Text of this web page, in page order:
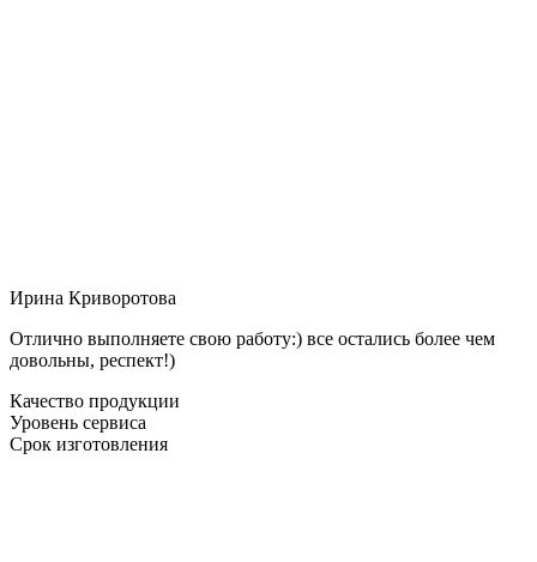
Ирина Криворотова
Отлично выполняете свою работу:) все остались более чем
довольны, респект!)
Качество продукции
Уровень сервиса
Срок изготовления